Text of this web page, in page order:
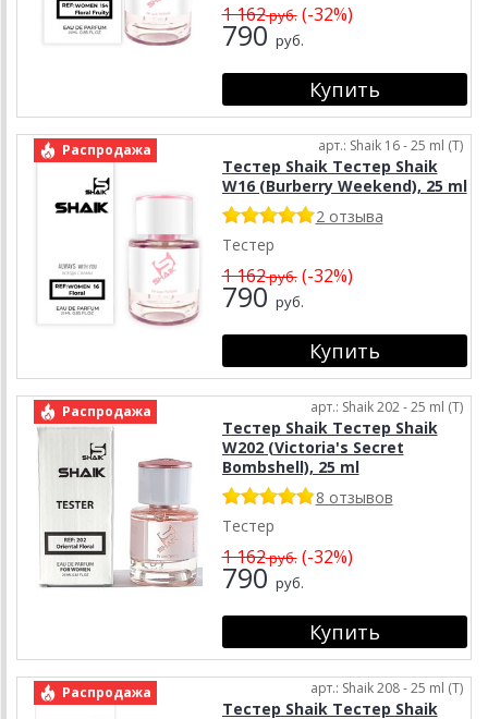
1 162руб.(-32%)
790 руб.
Распродажа арт.: Shaik 16 - 25 ml (T)
Тестер Shaik Тестер Shaik
W16 (Burberry Weekend), 25 ml
2 отзыва
Тестер
1 162руб.(-32%)
790 руб.
Распродажа арт.: Shaik 202 - 25 ml (T)
Тестер Shaik Тестер Shaik
W202 (Victoria's Secret
Bombshell), 25 ml
8 отзывов
Тестер
1 162руб.(-32%)
790 руб.
Распродажа арт.: Shaik 208 - 25 ml (T)
Тестер Shaik Тестер Shaik